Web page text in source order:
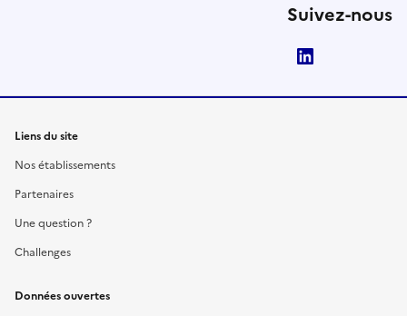
Suivez-nous
Liens du site
Nos établissements
Partenaires
Une question ?
Challenges
Données ouvertes